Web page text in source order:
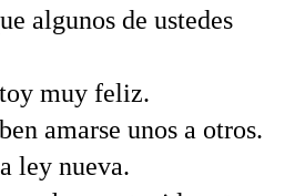
algunos de ustedes
muy feliz.
amarse unos a otros.
ley nueva.